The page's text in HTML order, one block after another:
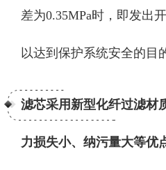
差为0.35MPa时，即发出
以达到保护系统安全的目
滤芯采用新型化纤过滤材
力损失小、纳污量大等优